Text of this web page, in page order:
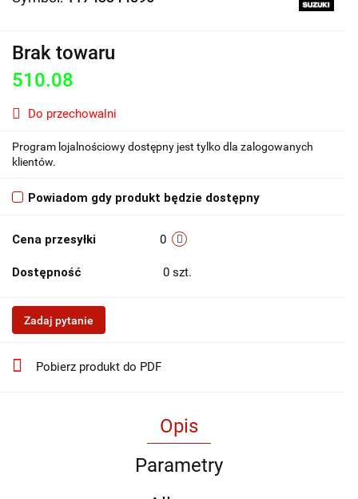
Brak towaru
510.08
Do przechowalni
Program lojalnościowy dostępny jest tylko dla zalogowanych
klientów.
Powiadom gdy produkt będzie dostępny
Cena przesyłki 0
Dostępność 0 szt.
Zadaj pytanie
Pobierz produkt do PDF
Opis
Parametry